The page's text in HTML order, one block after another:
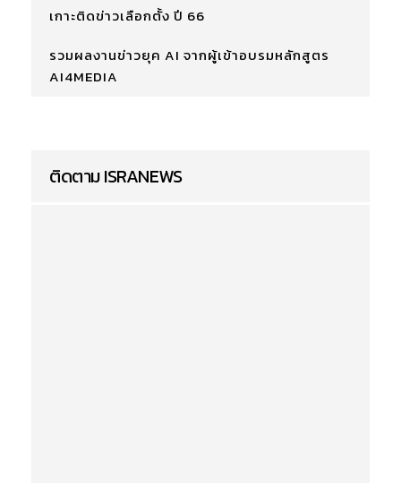
เกาะติดข่าวเลือกตั้ง ปี 66
รวมผลงานข่าวยุค AI จากผู้เข้าอบรมหลักสูตร
AI4MEDIA
ติดตาม ISRANEWS